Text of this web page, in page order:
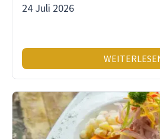
24 Juli 2026